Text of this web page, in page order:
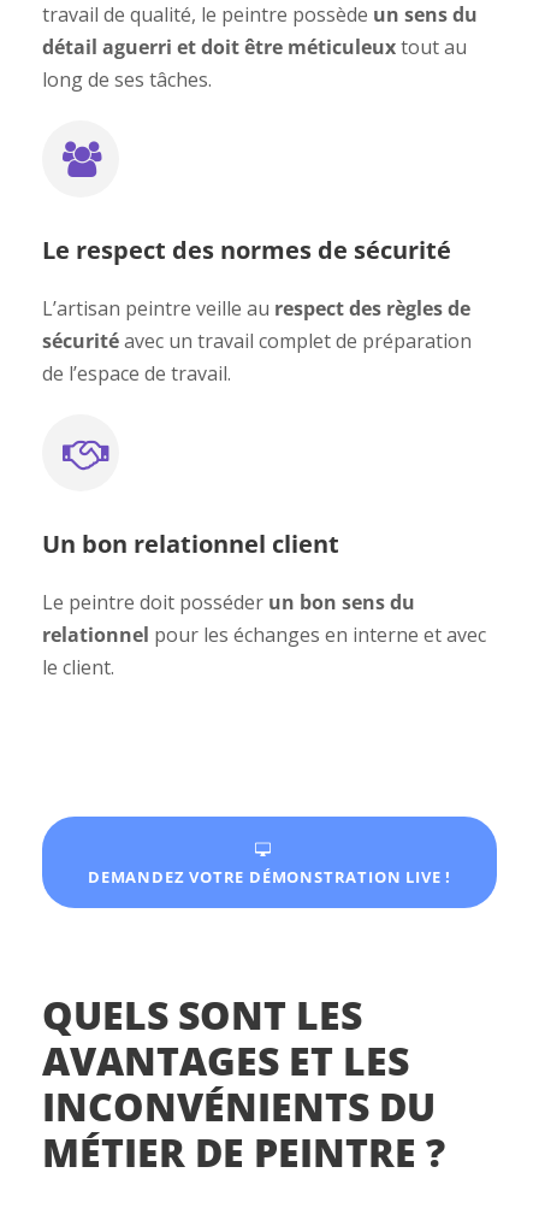
travail de qualité, le peintre possède un sens du
détail aguerri et doit être méticuleuxtout au
long de ses tâches.
Le respect des normes de sécurité
L’artisan peintre veille au respect des règles de
sécuritéavec un travail complet de préparation
de l’espace de travail.
Un bon relationnel client
Le peintre doit posséder un bon sens du
relationnel pour les échanges en interne et avec
le client.
DEMANDEZ VOTRE DÉMONSTRATION LIVE !
QUELS SONT LES
AVANTAGES ET LES
INCONVÉNIENTS DU
MÉTIER DE PEINTRE ?